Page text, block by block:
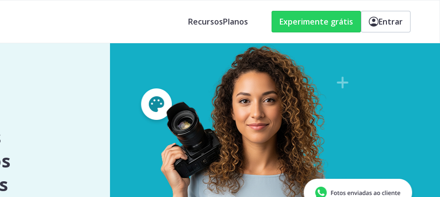
RecursosPlanos Experimente grátis Entrar